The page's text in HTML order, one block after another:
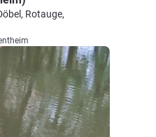
Rotauge,